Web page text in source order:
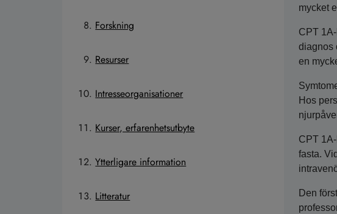
Forskning
Resurser
Intresseorganisationer
Kurser, erfarenhetsutbyte
Ytterligare information
Litteratur
mycket
CPT
diagnos
en
Hos
CPT
fasta.
Den